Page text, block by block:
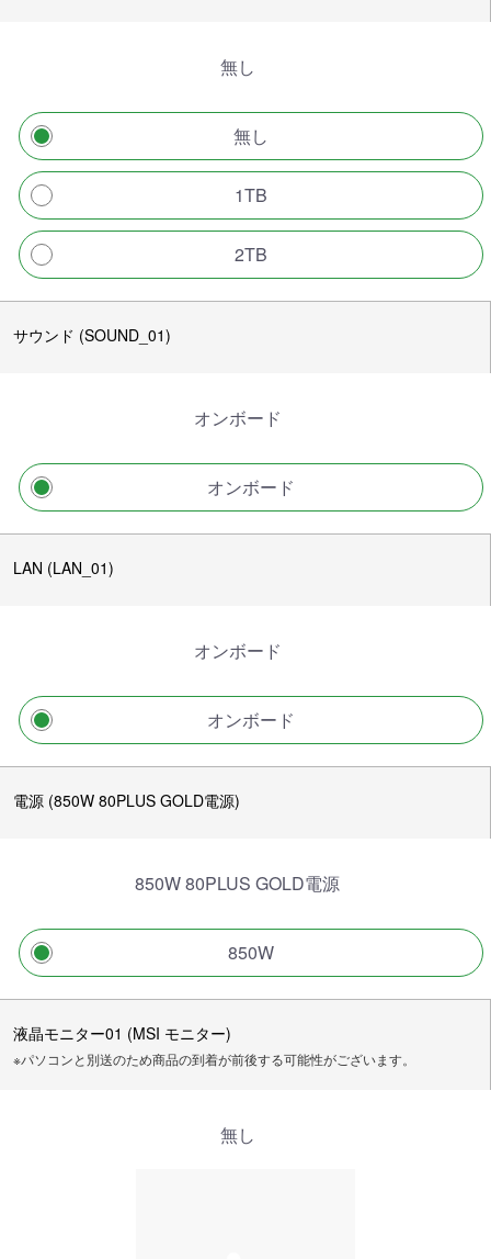
無し
無し
1TB
2TB
サウンド (SOUND_01)
オンボード
オンボード
LAN (LAN_01)
オンボード
オンボード
電源 (850W 80PLUS GOLD電源)
850W 80PLUS GOLD電源
850W
液晶モニター01 (MSI モニター)
※パソコンと別送のため商品の到着が前後する可能性がございます。
無し